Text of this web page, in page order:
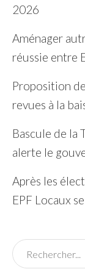
2026
Aménager
réussie entre
Proposition
revues à la
Bascule de la
alerte le
Après les
EPF Locaux